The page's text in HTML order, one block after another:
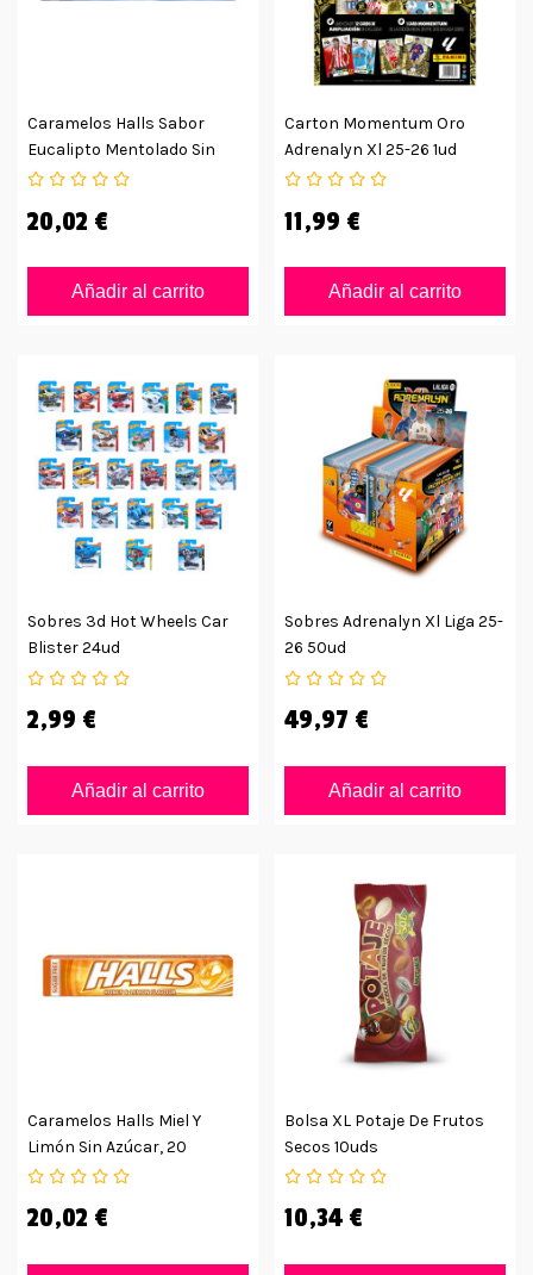
Caramelos Halls Sabor
Eucalipto Mentolado Sin
Azúcar
20,02 €
Añadir al carrito
Carton Momentum Oro
Adrenalyn Xl 25-26 1ud
11,99 €
Añadir al carrito
Sobres 3d Hot Wheels Car
Blister 24ud
2,99 €
Añadir al carrito
Sobres Adrenalyn Xl Liga 25-
26 50ud
49,97 €
Añadir al carrito
Caramelos Halls Miel Y
Limón Sin Azúcar, 20
Unidades
20,02 €
Bolsa XL Potaje De Frutos
Secos 10uds
10,34 €